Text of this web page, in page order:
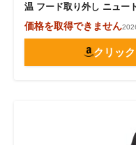
温 フード取り外し ニュー
価格を取得できません
クリッ